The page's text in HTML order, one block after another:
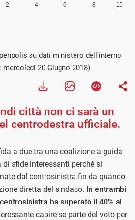
su dati ministero dell'interno
20 Giugno 2018)
città non ci sarà un
centrodestra ufficiale.
a due tra una coalizione a guida
di sfide interessanti perché si
dal centrosinistra fin da quando
diretta del sindaco. In entrambi
ha superato il 40% al
capire se parte del voto per